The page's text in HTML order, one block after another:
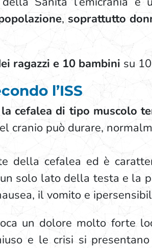
, soprattutto
ragazzi e 10 bambini su
l’ISS
la cefalea di tipo muscolo
cranio può durare,
della cefalea ed è
solo lato della testa e la
il vomito e
un dolore molto forte
e le crisi si